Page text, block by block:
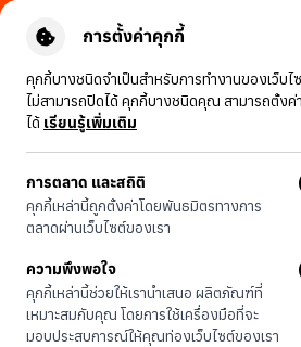
การตั้งค่าคุกกี้
คุกกี้บางชนิดจำเป็นสำหรับการทำงานของเว็บไ
ไม่สามารถปิดได้ คุกกี้บางชนิดคุณ สามารถตั้งค่
ได้ เรียนรู้เพิ่มเติม
การตลาด และสถิติ
คุกกี้เหล่านี้ถูกตั้งค่าโดยพันธมิตรทางการ
ตลาดผ่านเว็บไซต์ของเรา
ความพึงพอใจ
คุกกี้เหล่านี้ช่วยให้เรานำเสนอ ผลิตภัณฑ์ที่
เหมาะสมกับคุณ โดยการใช้เครื่องมือที่จะ
มอบประสบการณ์ให้คุณท่องเว็บไซต์ของเรา
งสุด 200.- โค้ด: EOSS200 ข้อกำ
รุ่นทั้งหมด กล่องเรขาคณิตสีทับทิม
กล่องเรขาคณิตสีทับทิม
590 บาท
ประหยัดไป 200
🔥 ลด 200.- ขั้นต่ำ 1,000.- โค้ด:
EOSS200